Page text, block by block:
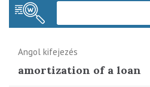
Angol kifejezés
amortization of a loan